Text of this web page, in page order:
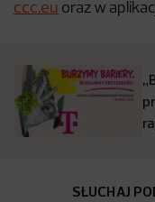
ccc.eu oraz w
SŁUCHAJ